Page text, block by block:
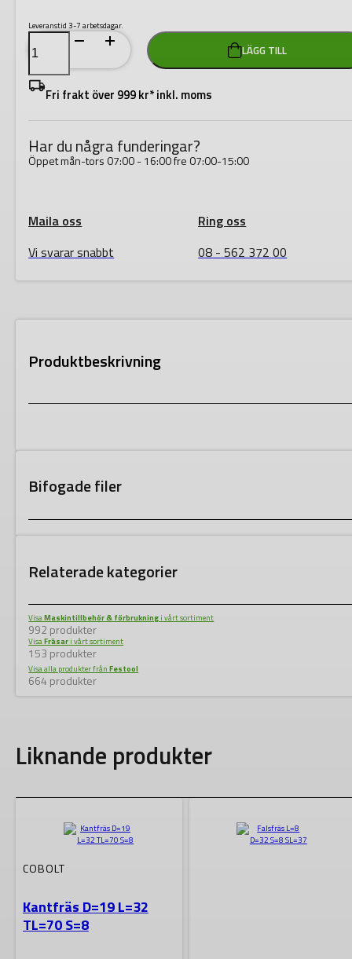
Leveranstid 3-7 arbetsdagar.
Festool
HW
S8
D16,7/R2
KL
Avrundningsfräs
LÄGG TILL
Fri frakt över 999 kr* inkl. moms
Har du några funderingar?
Öppet mån-tors 07:00 - 16:00 fre 07:00-15:00
Maila oss
Vi svarar snabbt
Ring oss
08 - 562 372 00
Produktbeskrivning
Bifogade filer
Relaterade kategorier
VisaMaskintillbehör & förbrukning i vårt sortiment
992 produkter
VisaFräsar i vårt sortiment
153 produkter
Visa alla produkter frånFestool
664 produkter
Liknande produkter
COBOLT
Kantfräs D=19 L=32
TL=70 S=8